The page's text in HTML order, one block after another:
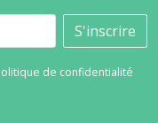
S'inscrire
de confidentialité